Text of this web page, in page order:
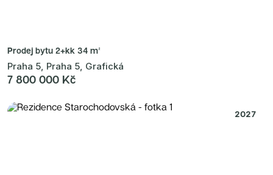
Prodej bytu 2+kk 34 m²
Praha 5, Praha 5, Grafická
7 800 000 Kč
2027